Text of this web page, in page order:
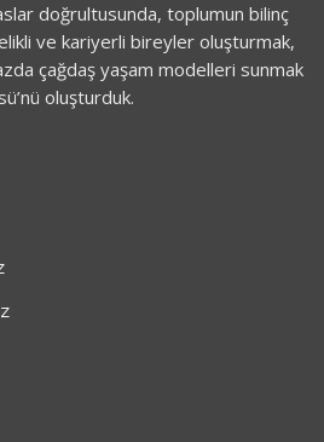
doğrultusunda, toplumun bilinç
ve kariyerli bireyler oluşturmak,
çağdaş yaşam modelleri sunmak
oluşturduk.